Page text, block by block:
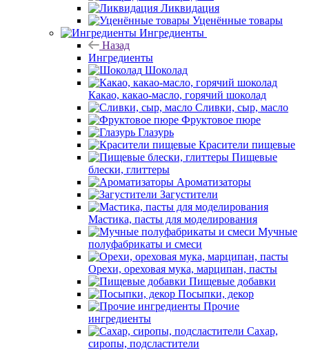
Ликвидация
Уценённые товары
Ингредиенты
Назад
Ингредиенты
Шоколад
Какао, какао-масло, горячий шоколад
Сливки, сыр, масло
Фруктовое пюре
Глазурь
Красители пищевые
Пищевые
блески, глиттеры
Ароматизаторы
Загустители
Мастика, пасты для моделирования
Мучные
полуфабрикаты и смеси
Орехи, ореховая мука, марципан, пасты
Пищевые добавки
Посыпки, декор
Прочие
ингредиенты
Сахар,
сиропы, подсластители